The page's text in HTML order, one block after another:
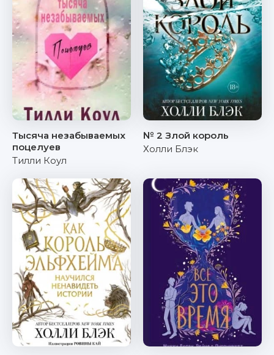
Тысяча незабываемых
поцелуев
Тилли Коул
№ 2 Злой король
Холли Блэк